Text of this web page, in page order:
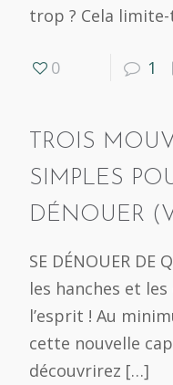
trop ? Cela
0 1
TROIS
SIMPLES
DÉNOUER
SE DÉNOUER DE
les hanches et
l’esprit ! Au
cette nouvelle
découvrirez […]